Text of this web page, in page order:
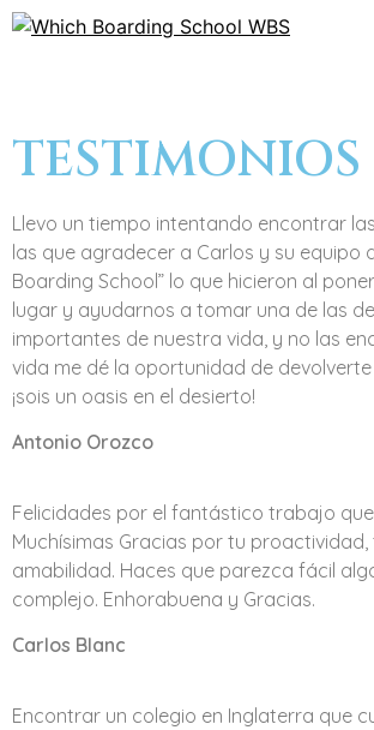
TESTIMONIOS
Llevo un tiempo intentando encontrar
las que agradecer a Carlos y su equipo
Boarding School” lo que hicieron al
lugar y ayudarnos a tomar una de las
importantes de nuestra vida, y no las
vida me dé la oportunidad de
¡sois un oasis en el desierto!
Antonio Orozco
Felicidades por el fantástico trabajo que
Muchísimas Gracias por tu
amabilidad. Haces que parezca fácil
complejo. Enhorabuena y Gracias.
Carlos Blanc
Encontrar un colegio en Inglaterra que